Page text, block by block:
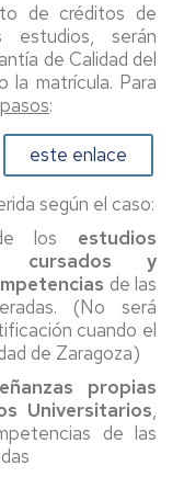
de créditos de
estudios, serán
de Calidad del
la matrícula. Para
pasos:
este enlace
según el caso:
de los estudios
cursados y
de las
(No será
cuando el
de Zaragoza)
propias
Universitarios,
de las